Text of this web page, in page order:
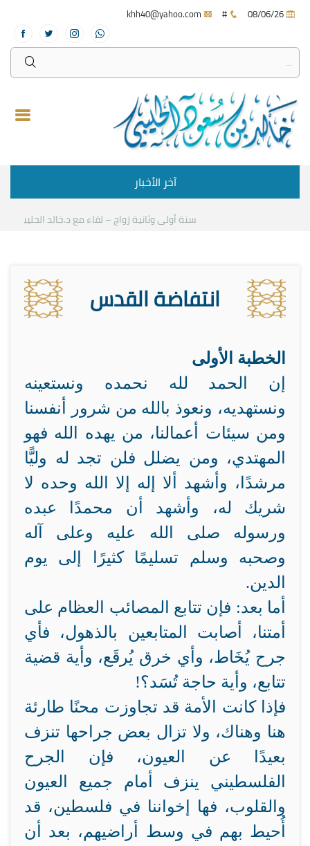
#
آخر الأخبار
سنة أولى وثانية زواج – لقاء مع د.خالد الحليبي كيف
انتفاضة القدس
الخطبة الأولى
إن الحمد لله نحمده ونستعينه
ونستهديه، ونعوذ بالله من شرور أنفسنا
ومن سيئات أعمالنا، من يهده الله فهو
المهتدي، ومن يضلل فلن تجد له وليًّا
مرشدًا، وأشهد ألا إله إلا الله وحده لا
شريك له، وأشهد أن محمدًا عبده
ورسوله صلى الله عليه وعلى آله
وصحبه وسلم تسليمًا كثيرًا إلى يوم
الدين.
أما بعد: فإن تتابع المصائب العظام على
أمتنا، أصابت المتابعين بالذهول، فأي
جرح يُخَاط، وأي خرق يُرقَع، وأية قضية
تتابع، وأية حاجة تُسَد؟!
فإذا كانت الأمة قد تجاوزت محنًا طارئة
هنا وهناك، ولا تزال بعض جراحها تنزف
بعيدًا عن العيون، فإن الجرح
الفلسطيني ينزف أمام جميع العيون
والقلوب، فها إخواننا في فلسطين، قد
أُحيط بهم في وسط أراضيهم، بعد أن